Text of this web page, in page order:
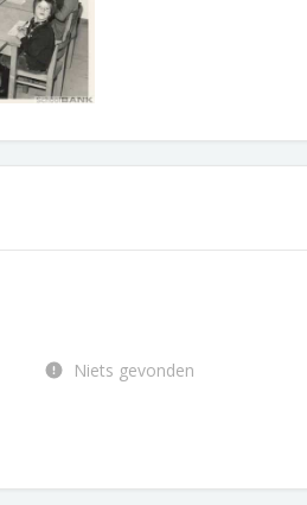
Niets gevonden